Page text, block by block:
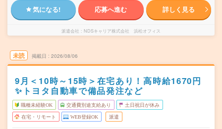
気になる! 応募へ進む 詳しく見る
派遣会社 NDSキャリア株式会社 浜松オフィス
未読 掲載日 2026/08/06
9月＜10時～15時＞在宅あり！高時給1670円
✨トヨタ自動車で備品発注など
職種未経験OK 交通費別途支給あり 土日祝日が休み
在宅・リモート WEB登録OK 派遣